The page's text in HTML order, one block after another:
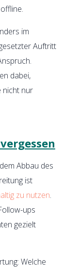
im
Auftritt
dabei,
nicht nur
Abbau des
ist
zu nutzen.
ups
gezielt
Welche